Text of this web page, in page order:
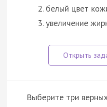
белый цвет
увеличение
Выберите три